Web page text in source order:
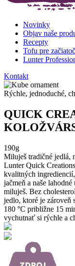
Novinky
Objav naše
Recepty
Tofu pre
Lunter
Kontakt
Rýchle, jednoduché,
QUICK
190g
Miluješ tradičné jedlá,
Lunter Quick
kvalitných
jačmeň a naše
miluješ. Bez
jedlo, ktoré je
180 °C približne 15
vychutnať si rýchle a